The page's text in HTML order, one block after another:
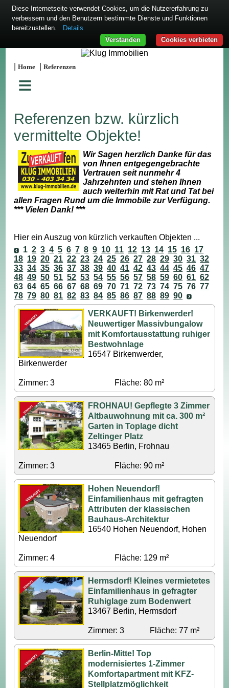
|Home |Referenzen
≡
Referenzen bzw. kürzlich
vermittelte Objekte!
Wir Sagen herzlich Danke für das
von Ihnen entgegengebrachte
Vertrauen seit nunmehr 4
Jahrzehnten und stehen Ihnen
auch weiterhin mit Rat und Tat bei
allen Fragen Rund um die Immobile zur Verfügung.
*** Vielen Dank! ***
Hier ein Auszug von kürzlich verkauften Objekten ...
1 2 3 4 5 6 7 8 9 10 11 12 13 14 15 16 17
18 19 20 21 22 23 24 25 26 27 28 29 30 31 32
33 34 35 36 37 38 39 40 41 42 43 44 45 46 47
48 49 50 51 52 53 54 55 56 57 58 59 60 61 62
63 64 65 66 67 68 69 70 71 72 73 74 75 76 77
78 79 80 81 82 83 84 85 86 87 88 89 90
VERKAUFT! Birkenwerder!
Neuwertiger Massivbungalow
mit Komfortausstattung ruhiger
Bestwohnlage
16547 Birkenwerder,
Birkenwerder
Zimmer: 3 Fläche: 80 m²
FROHNAU! Gepflegte 3 Zimmer
Altbauwohnung mit ca. 300 m²
Garten in Toplage dicht
Zeltinger Platz
13465 Berlin, Frohnau
Zimmer: 3 Fläche: 90 m²
Hohen Neuendorf!
Einfamilienhaus mit gefragten
Attributen der klassischen
Bauhaus-Architektur
16540 Hohen Neuendorf, Hohen
Neuendorf
Zimmer: 4 Fläche: 129 m²
Hermsdorf! Kleines vermietetes
Einfamilienhaus in gefragter
Ruhiglage zum Bodenwert
13467 Berlin, Hermsdorf
Zimmer: 3 Fläche: 77 m²
Berlin-Mitte! Top
modernisiertes 1-Zimmer
Komfortapartment mit KFZ-
Stellplatzmöglichkeit
Diese Internetseite verwendet Cookies, um die Nutzererfahrung zu
verbessern und den Benutzern bestimmte Dienste und Funktionen
bereitzustellen.
Details
Cookies verbieten
Verstanden